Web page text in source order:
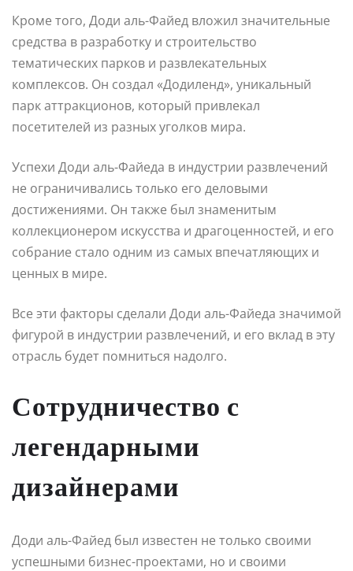
Кроме того, Доди аль-Файед вложил значительные
средства в разработку и строительство
тематических парков и развлекательных
комплексов. Он создал «Додиленд», уникальный
парк аттракционов, который привлекал
посетителей из разных уголков мира.
Успехи Доди аль-Файеда в индустрии развлечений
не ограничивались только его деловыми
достижениями. Он также был знаменитым
коллекционером искусства и драгоценностей, и его
собрание стало одним из самых впечатляющих и
ценных в мире.
Все эти факторы сделали Доди аль-Файеда значимой
фигурой в индустрии развлечений, и его вклад в эту
отрасль будет помниться надолго.
Сотрудничество с
легендарными
дизайнерами
Доди аль-Файед был известен не только своими
успешными бизнес-проектами, но и своими